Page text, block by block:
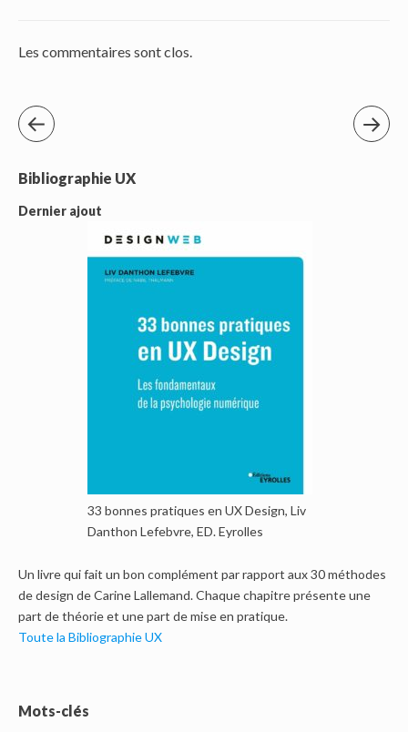
Les commentaires sont clos.
Bibliographie UX
Dernier ajout
33 bonnes pratiques en UX Design, Liv
Danthon Lefebvre, ED. Eyrolles
Un livre qui fait un bon complément par rapport aux 30 méthodes
de design de Carine Lallemand. Chaque chapitre présente une
part de théorie et une part de mise en pratique.
Toute la Bibliographie UX
Mots-clés